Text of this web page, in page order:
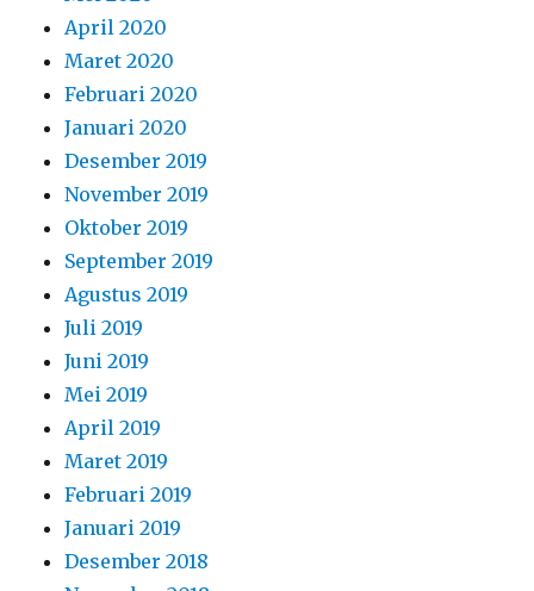
November 2019
Oktober 2019
September 2019
Agustus 2019
Juli 2019
Juni 2019
Mei 2019
April 2019
Maret 2019
Februari 2019
Januari 2019
Desember 2018
November 2018
Oktober 2018
September 2018
Agustus 2018